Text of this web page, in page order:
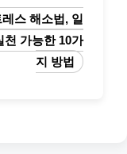
레스 해소법, 일
천 가능한 10가
지 방법